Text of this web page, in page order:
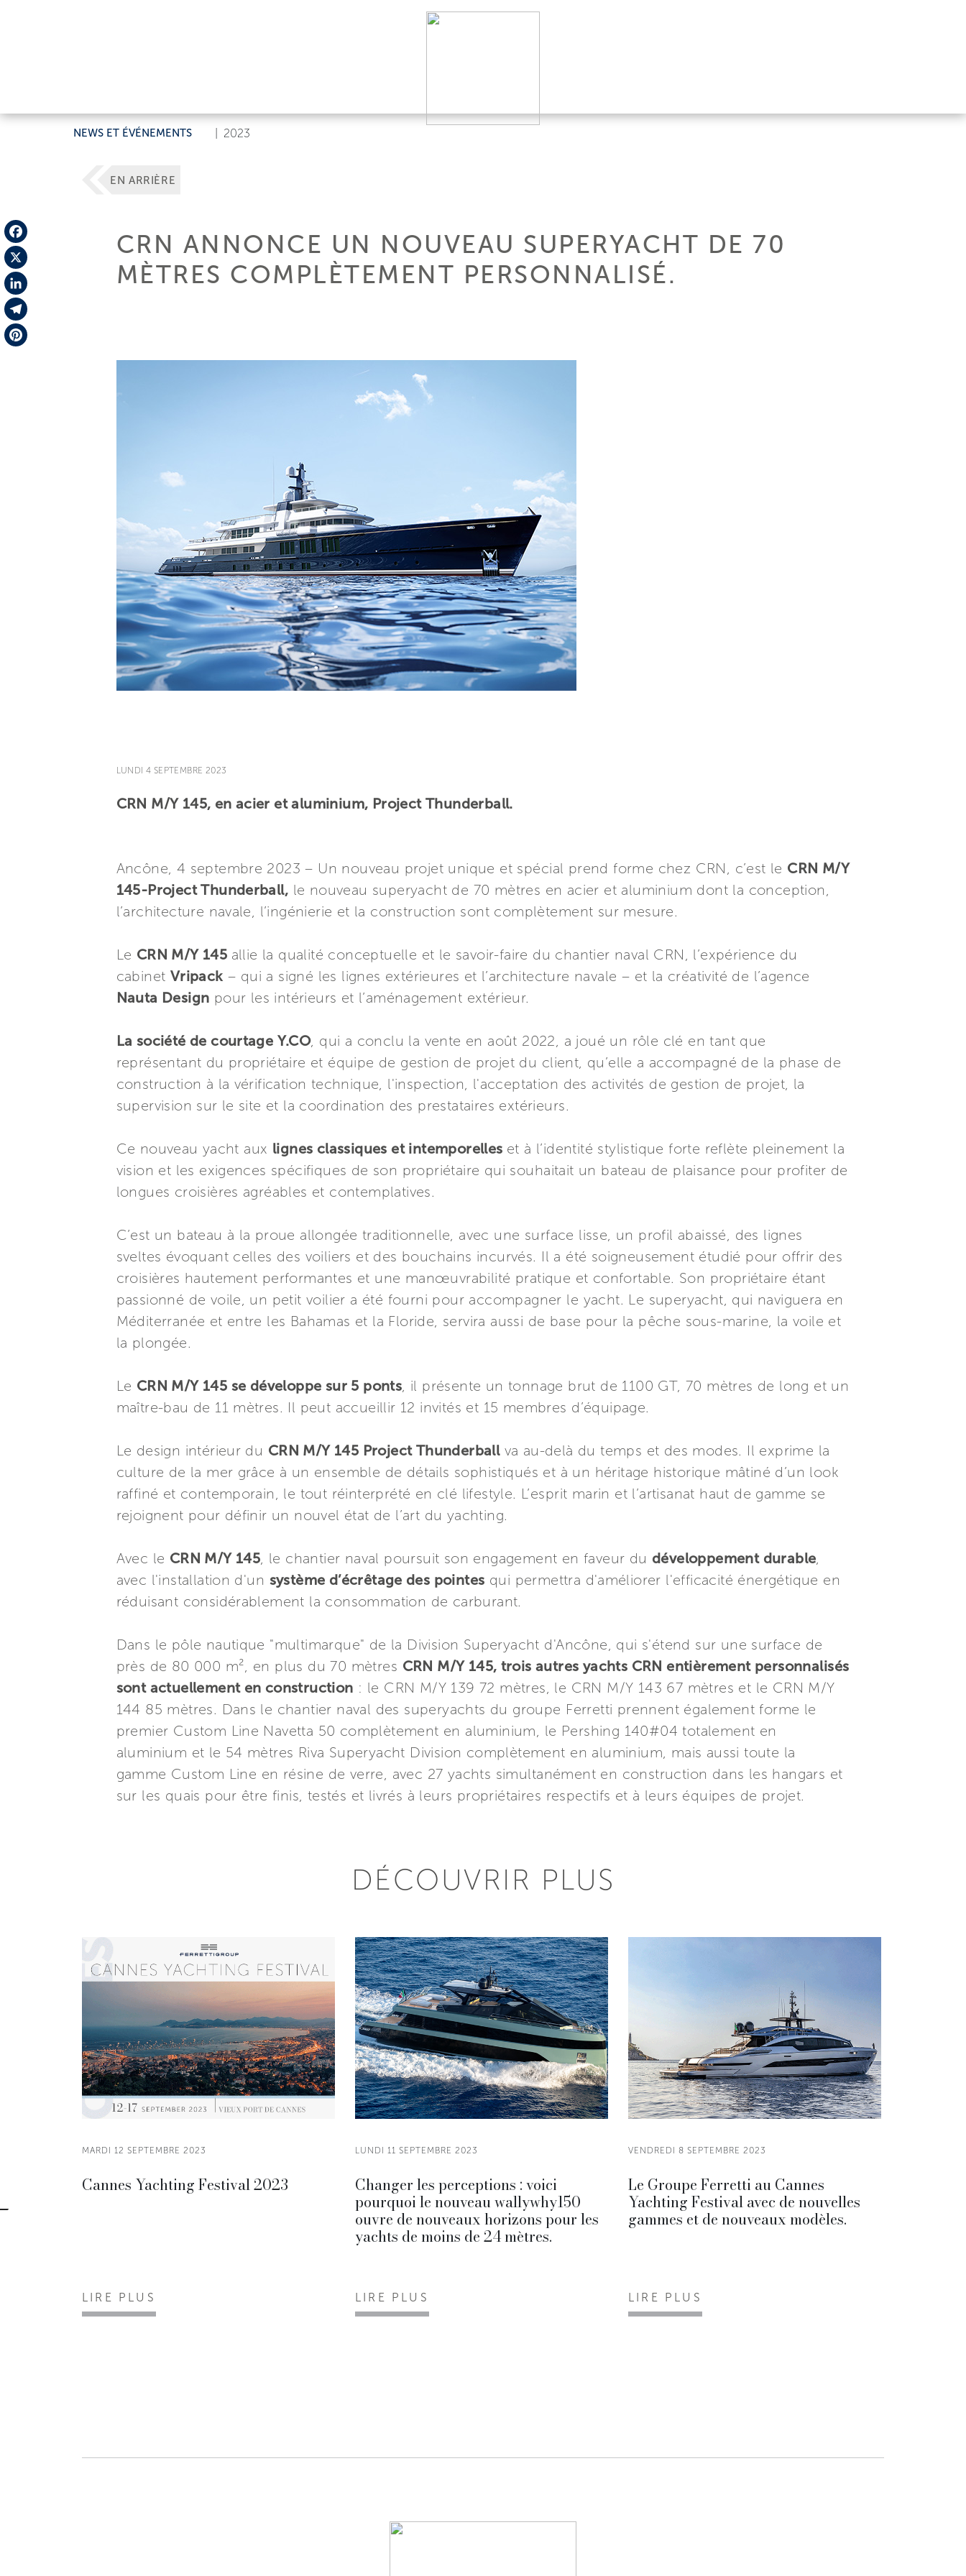
NEWS ET ÉVÉNEMENTS 2023
Facebook
X
LinkedIn
Telegram
EN ARRIÈRE
CRN ANNONCE UN NOUVEAU SUPERYACHT DE 70
MÈTRES COMPLÈTEMENT PERSONNALISÉ.
LUNDI 4 SEPTEMBRE 2023
CRN M/Y 145, en acier et aluminium, Project Thunderball.
Ancône, 4 septembre 2023 – Un nouveau projet unique et spécial prend forme chez CRN, c’est le CRN M/Y
145-Project Thunderball, le nouveau superyacht de 70 mètres en acier et aluminium dont la conception,
l’architecture navale, l’ingénierie et la construction sont complètement sur mesure.
Le CRN M/Y 145 allie la qualité conceptuelle et le savoir-faire du chantier naval CRN, l’expérience du
cabinet Vripack – qui a signé les lignes extérieures et l’architecture navale – et la créativité de l’agence
Nauta Design pour les intérieurs et l’aménagement extérieur.
La société de courtage Y.CO, qui a conclu la vente en août 2022, a joué un rôle clé en tant que
représentant du propriétaire et équipe de gestion de projet du client, qu’elle a accompagné de la phase de
construction à la vérification technique, l'inspection, l'acceptation des activités de gestion de projet, la
supervision sur le site et la coordination des prestataires extérieurs.
Ce nouveau yacht aux lignes classiques et intemporelles et à l’identité stylistique forte reflète pleinement la
vision et les exigences spécifiques de son propriétaire qui souhaitait un bateau de plaisance pour profiter de
longues croisières agréables et contemplatives.
C’est un bateau à la proue allongée traditionnelle, avec une surface lisse, un profil abaissé, des lignes
sveltes évoquant celles des voiliers et des bouchains incurvés. Il a été soigneusement étudié pour offrir des
croisières hautement performantes et une manœuvrabilité pratique et confortable. Son propriétaire étant
passionné de voile, un petit voilier a été fourni pour accompagner le yacht. Le superyacht, qui naviguera en
Méditerranée et entre les Bahamas et la Floride, servira aussi de base pour la pêche sous-marine, la voile et
la plongée.
Le CRN M/Y 145 se développe sur 5 ponts, il présente un tonnage brut de 1100 GT, 70 mètres de long et un
maître-bau de 11 mètres. Il peut accueillir 12 invités et 15 membres d’équipage.
Le design intérieur du CRN M/Y 145 Project Thunderballva au-delà du temps et des modes. Il exprime la
culture de la mer grâce à un ensemble de détails sophistiqués et à un héritage historique mâtiné d’un look
raffiné et contemporain, le tout réinterprété en clé lifestyle. L’esprit marin et l’artisanat haut de gamme se
rejoignent pour définir un nouvel état de l’art du yachting.
Avec le CRN M/Y 145, le chantier naval poursuit son engagement en faveur du développement durable,
avec l'installation d'un système d’écrêtage des pointes qui permettra d'améliorer l'efficacité énergétique en
réduisant considérablement la consommation de carburant.
Dans le pôle nautique "multimarque" de la Division Superyacht d'Ancône, qui s'étend sur une surface de
près de 80 000 m², en plus du 70 mètres CRN M/Y 145, trois autres yachts CRN entièrement personnalisés
sont actuellement en construction : le CRN M/Y 139 72 mètres, le CRN M/Y 143 67 mètres et le CRN M/Y
144 85 mètres. Dans le chantier naval des superyachts du groupe Ferretti prennent également forme le
premier Custom Line Navetta 50 complètement en aluminium, le Pershing 140#04 totalement en
aluminium et le 54 mètres Riva Superyacht Division complètement en aluminium, mais aussi toute la
gamme Custom Line en résine de verre, avec 27 yachts simultanément en construction dans les hangars et
sur les quais pour être finis, testés et livrés à leurs propriétaires respectifs et à leurs équipes de projet.
DÉCOUVRIR PLUS
MARDI 12 SEPTEMBRE 2023
Cannes Yachting Festival 2023
LIRE PLUS
LUNDI 11 SEPTEMBRE 2023
Changer les perceptions : voici
pourquoi le nouveau wallywhy150
ouvre de nouveaux horizons pour les
yachts de moins de 24 mètres.
LIRE PLUS
VENDREDI 8 SEPTEMBRE 2023
Le Groupe Ferretti au Cannes
Yachting Festival avec de nouvelles
gammes et de nouveaux modèles.
LIRE PLUS